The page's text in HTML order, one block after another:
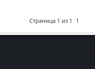
Страница 1 из 1 1